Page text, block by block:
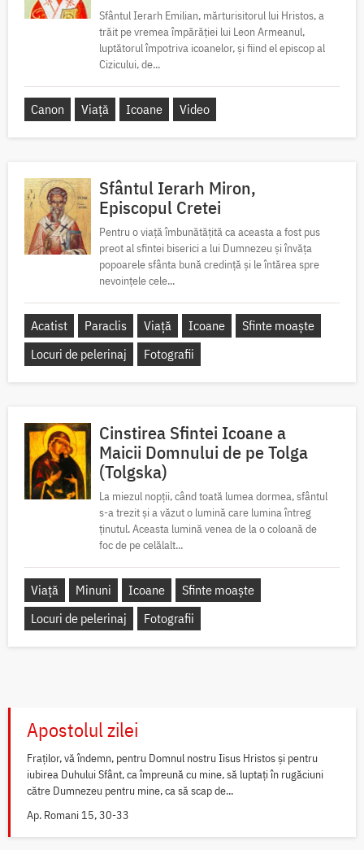
Sfântul Ierarh Emilian, mărturisitorul lui Hristos, a
trăit pe vremea împărăției lui Leon Armeanul,
luptătorul împotriva icoanelor, și fiind el episcop al
Cizicului, de...
Canon Viață Icoane Video
Sfântul Ierarh Miron,
Episcopul Cretei
Pentru o viață îmbunătățită ca aceasta a fost pus
preot al sfintei biserici a lui Dumnezeu și învăța
popoarele sfânta bună credință și le întărea spre
nevoințele cele...
Acatist Paraclis Viață Icoane
Sfinte moaște
Locuri de pelerinaj
Fotografii
Cinstirea Sfintei Icoane a
Maicii Domnului de pe Tolga
(Tolgska)
La miezul nopții, când toată lumea dormea, sfântul
s-a trezit și a văzut o lumină care lumina întreg
ținutul. Aceasta lumină venea de la o coloană de
foc de pe celălalt...
Viață Minuni Icoane
Sfinte moaște
Locuri de pelerinaj
Fotografii
Apostolul zilei
Fraților, vă îndemn, pentru Domnul nostru Iisus Hristos și pentru
iubirea Duhului Sfânt, ca împreună cu mine, să luptați în rugăciuni
către Dumnezeu pentru mine, ca să scap de...
Ap. Romani 15, 30-33